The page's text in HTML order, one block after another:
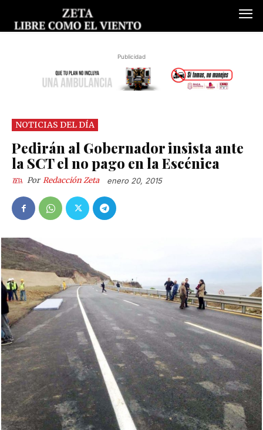
Publicidad
NOTICIAS DEL DÍA
Pedirán al Gobernador insista ante
la SCT el no pago en la Escénica
Por Redacción Zeta enero 20, 2015